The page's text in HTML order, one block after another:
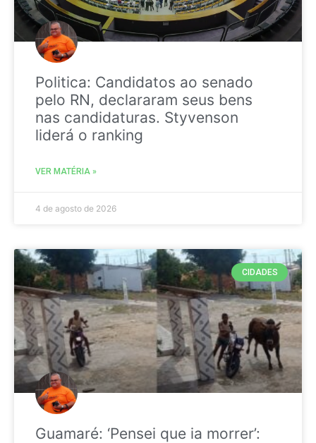
Politica: Candidatos ao senado
pelo RN, declararam seus bens
nas candidaturas. Styvenson
liderá o ranking
VER MATÉRIA »
4 de agosto de 2026
CIDADES
Guamaré: ‘Pensei que ia morrer’: